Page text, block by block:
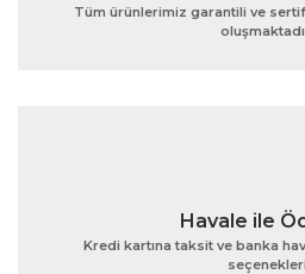
Gönder
Tüm ürünlerimiz garantili ve
Havale ile
Kredi kartına taksit ve banka
seçenekleri